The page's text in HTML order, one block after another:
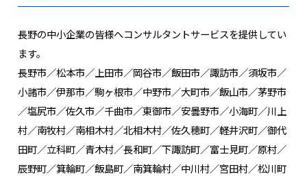
長野の中小企業の皆様へコンサルタントサービスを提供してい
ます。
長野市／松本市／上田市／岡谷市／飯田市／諏訪市／須坂市／
小諸市／伊那市／駒ヶ根市／中野市／大町市／飯山市／茅野市
／塩尻市／佐久市／千曲市／東御市／安曇野市／小海町／川上
村／南牧村／南相木村／北相木村／佐久穂町／軽井沢町／御代
田町／立科町／青木村／長和町／下諏訪町／富士見町／原村／
辰野町／箕輪町／飯島町／南箕輪村／中川村／宮田村／松川町